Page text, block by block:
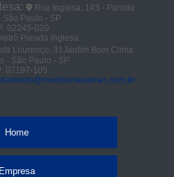
Rua Inglesa, 143 - Parada
São Paulo - SP
02245-020
Parada Inglesa.
Lourenço, 31Jardim Bom Clima
- São Paulo - SP
07197-105.
Home
Empresa